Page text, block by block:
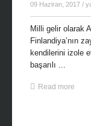
09 Haziran, 2017 /
Milli gelir olarak
Finlandiya’nın
kendilerini izole
başarılı ...
Read more